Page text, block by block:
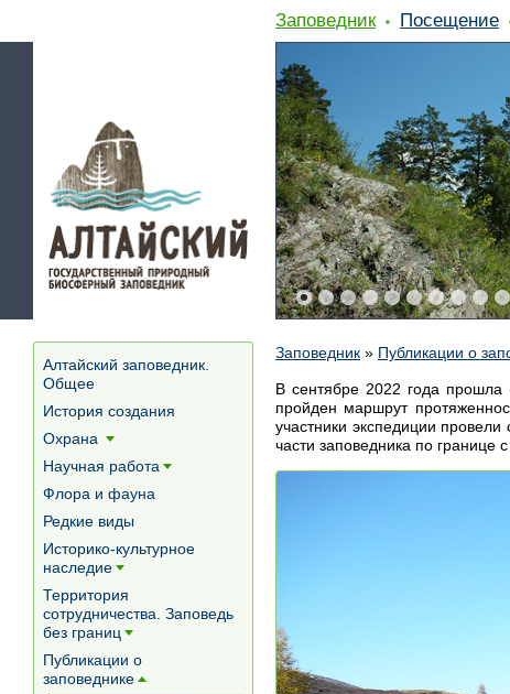
Заповедник Посещение
Заповедник » Публикации о
В сентябре 2022 года прошла
пройден маршрут
участники экспедиции
части заповедника по границе
Алтайский заповедник.
Общее
История создания
Охрана
Научная работа
Флора и фауна
Редкие виды
Историко-культурное
наследие
Территория
сотрудничества. Заповедь
без границ
Публикации о
заповеднике [+]